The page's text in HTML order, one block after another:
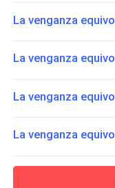
La venganza
La venganza
La venganza
La venganza